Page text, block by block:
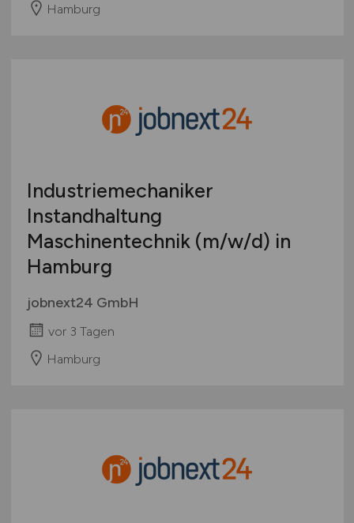
Hamburg
Industriemechaniker
Instandhaltung
Maschinentechnik (m/w/d) in
Hamburg
jobnext24 GmbH
vor 3 Tagen
Hamburg